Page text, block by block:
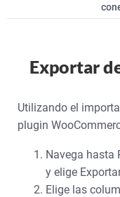
Exportar
Utilizando el
plugin
Navega hasta
y elige
Elige las